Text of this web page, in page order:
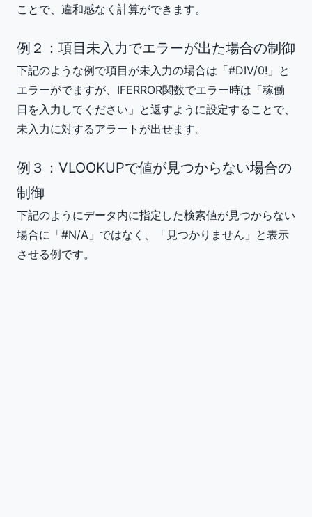
ことで、違和感なく計算ができます。
例２：項目未入力でエラーが出た場合の制御
下記のような例で項目が未入力の場合は「#DIV/0!」と
エラーがでますが、IFERROR関数でエラー時は「稼働
日を入力してください」と返すように設定することで、
未入力に対するアラートが出せます。
例３：VLOOKUPで値が見つからない場合の
制御
下記のようにデータ内に指定した検索値が見つからない
場合に「#N/A」ではなく、「見つかりません」と表示
させる例です。